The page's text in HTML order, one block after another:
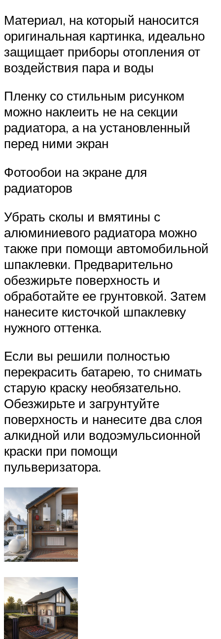
Материал, на который наносится
оригинальная картинка, идеально
защищает приборы отопления от
воздействия пара и воды
Пленку со стильным рисунком
можно наклеить не на секции
радиатора, а на установленный
перед ними экран
Фотообои на экране для
радиаторов
Убрать сколы и вмятины с
алюминиевого радиатора можно
также при помощи автомобильной
шпаклевки. Предварительно
обезжирьте поверхность и
обработайте ее грунтовкой. Затем
нанесите кисточкой шпаклевку
нужного оттенка.
Если вы решили полностью
перекрасить батарею, то снимать
старую краску необязательно.
Обезжирьте и загрунтуйте
поверхность и нанесите два слоя
алкидной или водоэмульсионной
краски при помощи
пульверизатора.